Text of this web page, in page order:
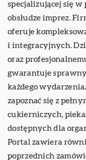
specjalizującej się
obsłudze imprez.
oferuje
i integracyjnych.
oraz
gwarantuje
każdego
zapoznać się z
cukierniczych,
dostępnych dla
Portal zawiera
poprzednich